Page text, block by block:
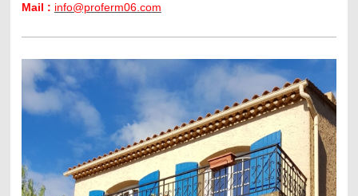
Mail : info@proferm06.com